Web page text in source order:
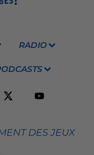
RADIO
DES JEUX